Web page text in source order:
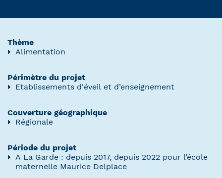
Thème
Alimentation
Périmètre du projet
Etablissements d'éveil et d’enseignement
Couverture géographique
Régionale
Période du projet
A La Garde : depuis 2017, depuis 2022 pour l’école
maternelle Maurice Delplace